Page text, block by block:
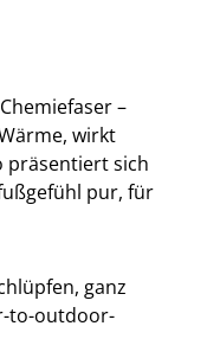
–
wirkt
präsentiert sich
pur, für
ganz
to-outdoor-